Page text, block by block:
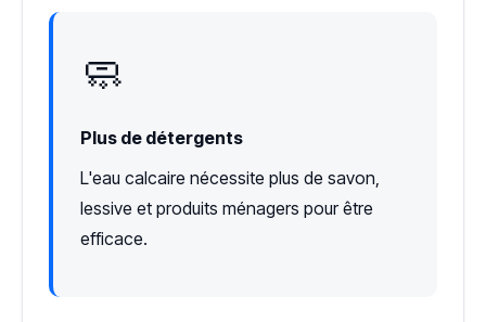
🧼
Plus de détergents
L'eau calcaire nécessite plus de savon,
lessive et produits ménagers pour être
efficace.